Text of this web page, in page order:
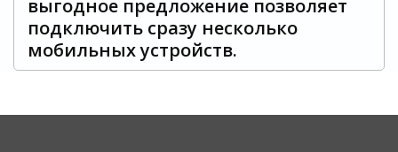
выгодное предложение позволяет
подключить сразу несколько
мобильных устройств.